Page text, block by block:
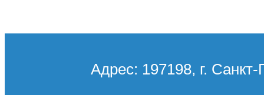
Адрес: 197198, г.